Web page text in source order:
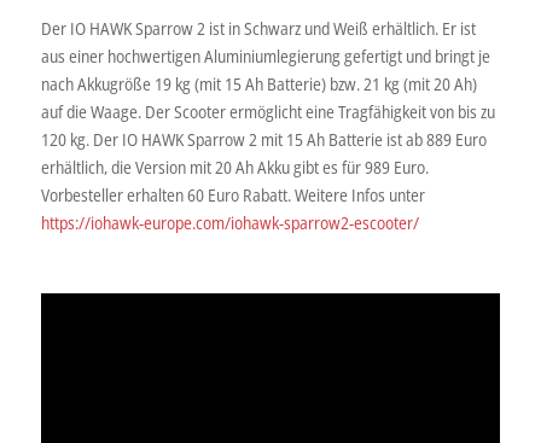
Der IO HAWK Sparrow 2 ist in Schwarz und Weiß erhältlich. Er ist
aus einer hochwertigen Aluminiumlegierung gefertigt und bringt je
nach Akkugröße 19 kg (mit 15 Ah Batterie) bzw. 21 kg (mit 20 Ah)
auf die Waage. Der Scooter ermöglicht eine Tragfähigkeit von bis zu
120 kg. Der IO HAWK Sparrow 2 mit 15 Ah Batterie ist ab 889 Euro
erhältlich, die Version mit 20 Ah Akku gibt es für 989 Euro.
Vorbesteller erhalten 60 Euro Rabatt. Weitere Infos unter
https://iohawk-europe.com/iohawk-sparrow2-escooter/